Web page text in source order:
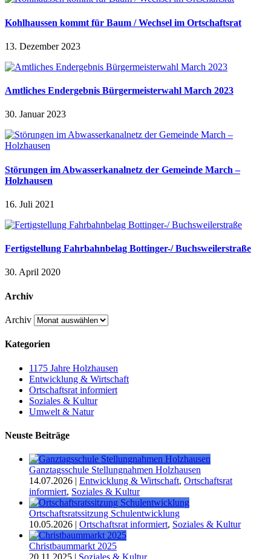
Kohlhaussen kommt für Baum / Wechsel im Ortschaftsrat
13. Dezember 2023
Amtliches Endergebnis Bürgermeisterwahl March 2023
30. Januar 2023
Störungen im Abwasserkanalnetz der Gemeinde March –
Holzhausen
16. Juli 2021
Fertigstellung Fahrbahnbelag Bottinger-/ Buchsweilerstraße
30. April 2020
Archiv
Archiv
Kategorien
1175 Jahre Holzhausen
Entwicklung & Wirtschaft
Ortschaftsrat informiert
Soziales & Kultur
Umwelt & Natur
Neuste Beiträge
Ganztagsschule Stellungnahmen Holzhausen
14.07.2026 | Entwicklung & Wirtschaft, Ortschaftsrat
informiert, Soziales & Kultur
Ortschaftsratssitzung Schulentwicklung
10.05.2026 | Ortschaftsrat informiert, Soziales & Kultur
Christbaummarkt 2025
20.11.2025 | Soziales & Kultur